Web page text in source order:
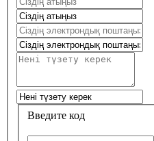
Введите код